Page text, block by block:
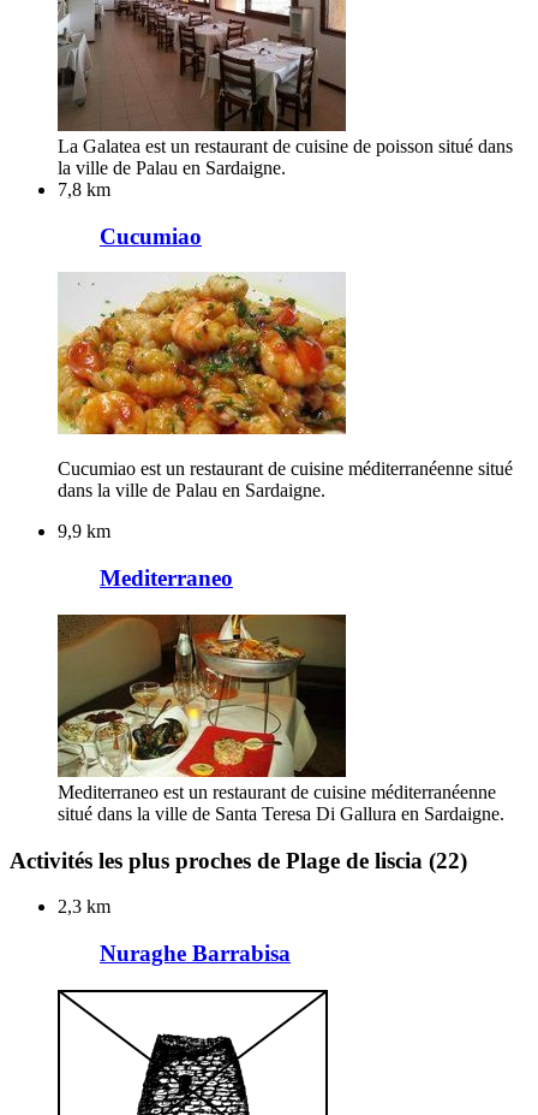
La Galatea est un restaurant de cuisine de poisson situé dans
la ville de Palau en Sardaigne.
7,8 km
Cucumiao
Cucumiao est un restaurant de cuisine méditerranéenne situé
dans la ville de Palau en Sardaigne.
9,9 km
Mediterraneo
Mediterraneo est un restaurant de cuisine méditerranéenne
situé dans la ville de Santa Teresa Di Gallura en Sardaigne.
Activités les plus proches de Plage de liscia (22)
2,3 km
Nuraghe Barrabisa